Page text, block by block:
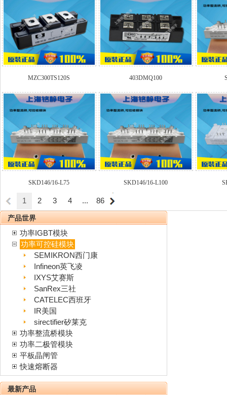
MZC300TS120S 403DMQ100
SKD146/16-L75 SKD146/16-L100
1 2 3 4 ... 86
产品世界
功率IGBT模块
功率可控硅模块
SEMIKRON西门康
Infineon英飞凌
IXYS艾赛斯
SanRex三社
CATELEC西班牙
IR美国
sirectifier矽莱克
功率整流桥模块
功率二极管模块
平板晶闸管
快速熔断器
最新产品